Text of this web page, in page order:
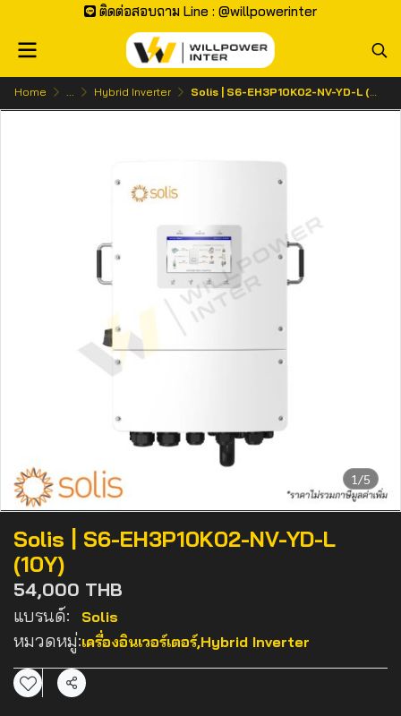
ติดต่อสอบถาม Line : @willpowerinter
Home ... Hybrid Inverter Solis | S6-EH3P10K02-NV-YD-L (10Y)
1/5
Solis | S6-EH3P10K02-NV-YD-L
(10Y)
54,000 THB
แบรนด์: Solis
หมวดหมู่:เครื่องอินเวอร์เตอร์,Hybrid Inverter
แชร์